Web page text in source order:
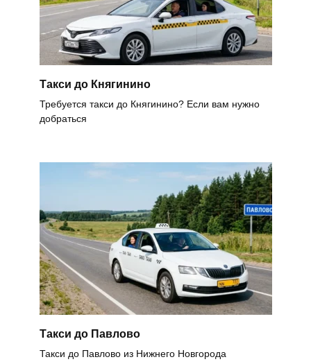
Такси до Княгинино
Требуется такси до Княгинино? Если вам нужно
добраться
Такси до Павлово
Такси до Павлово из Нижнего Новгорода